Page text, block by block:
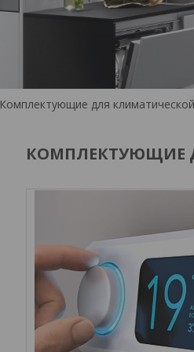
Комплектующие для
КОМПЛЕКТУЮЩИЕ